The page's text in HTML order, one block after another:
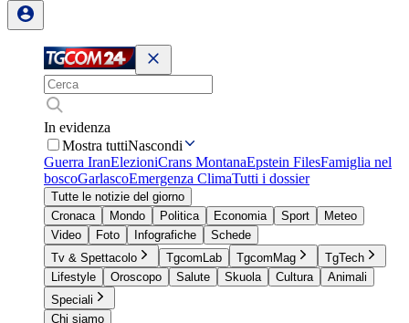
In evidenza
Mostra tuttiNascondi
Guerra IranElezioniCrans MontanaEpstein FilesFamiglia nel
boscoGarlascoEmergenza ClimaTutti i dossier
Tutte le notizie del giorno
Cronaca
Mondo Politica Economia Sport
Meteo
Video
Foto Infografiche
Schede
Tv & Spettacolo
TgcomLab TgcomMag
TgTech
Lifestyle
Oroscopo Salute Skuola Cultura
Animali
Speciali
Chi siamo